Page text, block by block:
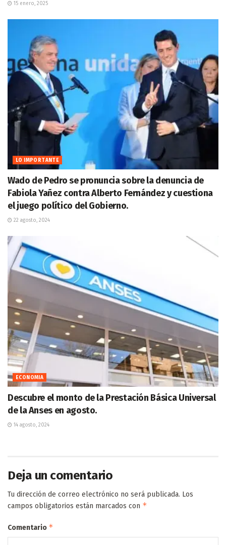
15 enero, 2025
LO IMPORTANTE
Wado de Pedro se pronuncia sobre la denuncia de
Fabiola Yañez contra Alberto Fernández y cuestiona
el juego político del Gobierno.
22 agosto, 2024
ECONOMIA
Descubre el monto de la Prestación Básica Universal
de la Anses en agosto.
14 agosto, 2024
Deja un comentario
Tu dirección de correo electrónico no será publicada. Los
campos obligatorios están marcados con *
Comentario *